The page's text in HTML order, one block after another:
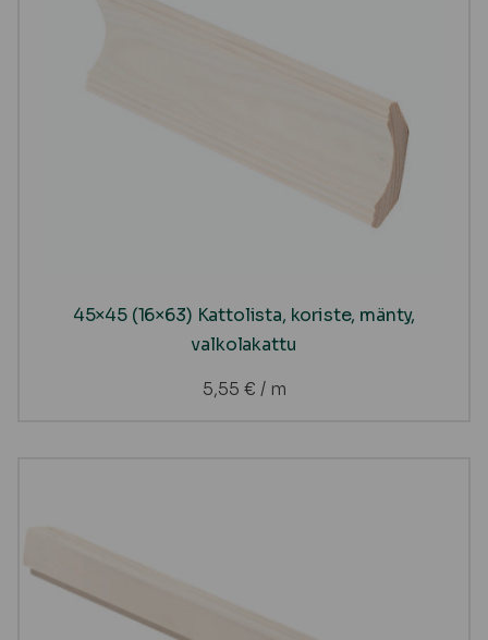
45×45 (16×63) Kattolista, koriste, mänty,
valkolakattu
5,55 € / m